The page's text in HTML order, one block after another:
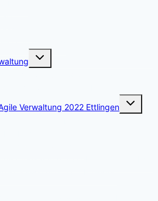
Untermenü
Verwaltung 2022 Ettlingen